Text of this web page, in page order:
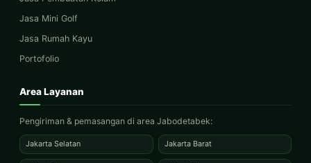
Jasa Mini Golf
Jasa Rumah Kayu
Portofolio
Area Layanan
Pengiriman & pemasangan di area Jabodetabek:
Jakarta Selatan Jakarta Barat